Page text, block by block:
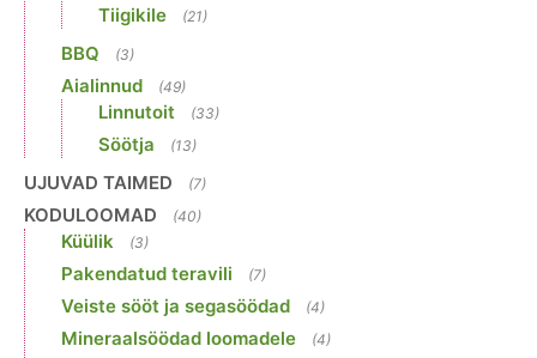
Tiigikile (21)
BBQ (3)
Aialinnud (49)
Linnutoit (33)
Söötja (13)
UJUVAD TAIMED (7)
KODULOOMAD (40)
Küülik (3)
Pakendatud teravili (7)
Veiste sööt ja segasöödad (4)
Mineraalsöödad loomadele (4)